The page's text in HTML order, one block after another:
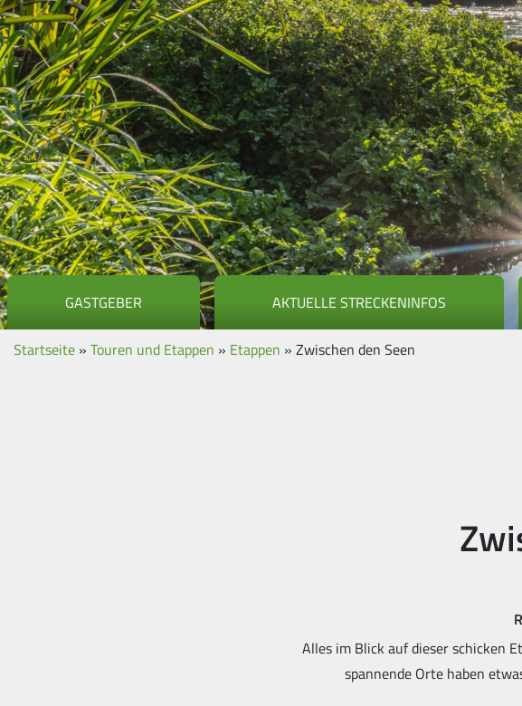
GASTGEBER AKTUELLE STRECKENINFOS
Startseite » Touren und Etappen » Etappen » Zwischen den Seen
Alles im Blick auf dieser schicken
spannende Orte haben